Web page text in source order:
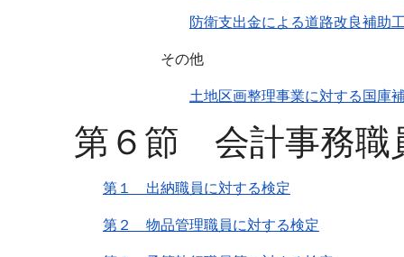
防衛支出金による道路改良補助
その他
土地区画整理事業に対する国庫
第６節 会計事務職
第１ 出納職員に対する検定
第２ 物品管理職員に対する検定